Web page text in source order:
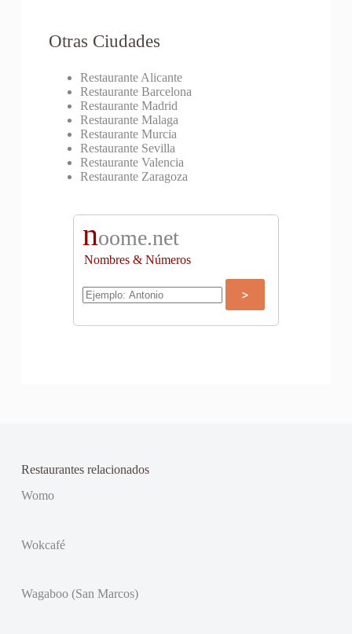
Otras Ciudades
Restaurante Alicante
Restaurante Barcelona
Restaurante Madrid
Restaurante Malaga
Restaurante Murcia
Restaurante Sevilla
Restaurante Valencia
Restaurante Zaragoza
noome.net
Nombres & Números
Restaurantes relacionados
Womo
Wokcafé
Wagaboo (San Marcos)